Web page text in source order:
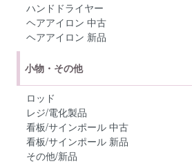
ハンドドライヤー
ヘアアイロン 中古
ヘアアイロン 新品
小物・その他
ロッド
レジ/電化製品
看板/サインポール 中古
看板/サインポール 新品
その他/新品